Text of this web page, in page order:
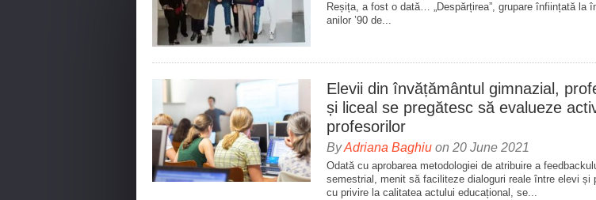
OȚELU ROŞU
Reșița, a fost o dată… „Despărțirea”, grupare înființată la
anilor ’90 de...
Elevii din învățământul gimnazial,
și liceal se pregătesc să evalueze
profesorilor
ByAdriana Baghiu on 20 June 2021
Odată cu aprobarea metodologiei de atribuire a
semestrial, menit să faciliteze dialoguri reale între elevi și
cu privire la calitatea actului educațional, se...